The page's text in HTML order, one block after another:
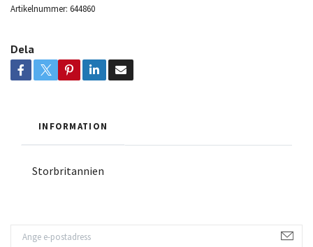
Artikelnummer: 644860
Dela
INFORMATION
Storbritannien